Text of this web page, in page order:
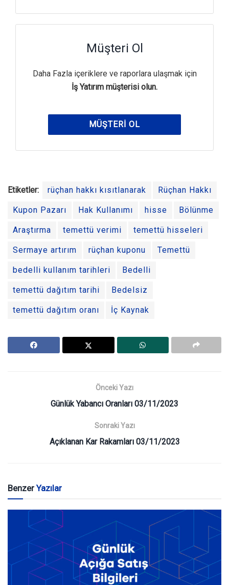
Müşteri Ol
Daha Fazla içeriklere ve raporlara ulaşmak için
İş Yatırım müşterisi olun.
MÜŞTERI OL
Etiketler: rüçhan hakkı kısıtlanarak Rüçhan Hakkı
Kupon Pazarı Hak Kullanımı hisse Bölünme
Araştırma temettü verimi temettü hisseleri
Sermaye artırım rüçhan kuponu Temettü
bedelli kullanım tarihleri Bedelli
temettü dağıtım tarihi Bedelsiz
temettü dağıtım oranı İç Kaynak
Önceki Yazı
Günlük Yabancı Oranları 03/11/2023
Sonraki Yazı
Açıklanan Kar Rakamları 03/11/2023
BenzerYazılar